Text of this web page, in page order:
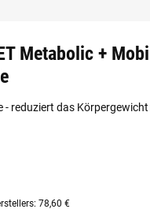
Metabolic +
reduziert das
: 78,60 €